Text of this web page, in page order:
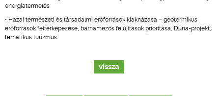
energiatermelés
• Hazai természeti és társadalmi erőforrások kiaknázása – geotermikus
erőforrások feltérképezése, barnamezős felújítások prioritása, Duna-projekt,
tematikus turizmus
vissza